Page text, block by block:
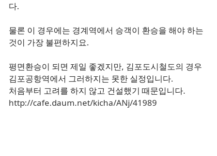
다.
물론 이 경우에는 경계역에서 승객이 환승을 해야 하는
것이 가장 불편하지요.
평면환승이 되면 제일 좋겠지만, 김포도시철도의 경우
김포공항역에서 그러하지는 못한 실정입니다.
처음부터 고려를 하지 않고 건설했기 때문입니다.
http://cafe.daum.net/kicha/ANj/41989